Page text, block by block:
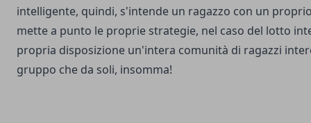
intelligente, quindi, s'intende un ragazzo con un
mette a punto le proprie strategie, nel caso del lotto
propria disposizione un'intera comunità di ragazzi
gruppo che da soli, insomma!